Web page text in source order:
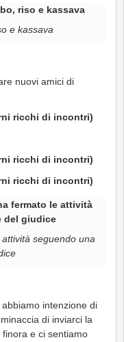
e kassava
nuovi amici di
seguendo una
intenzione di
di inviarci la
e ci sentiamo